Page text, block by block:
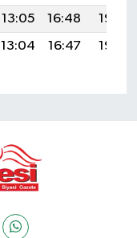
13:05 16:48
19:48
13:04 16:47 19:46